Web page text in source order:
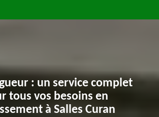
: un service complet
tous vos besoins en
à Salles Curan